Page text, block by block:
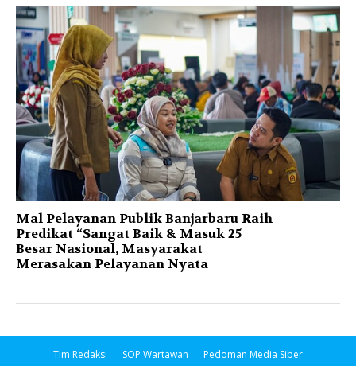
Mal Pelayanan Publik Banjarbaru Raih
Predikat “Sangat Baik & Masuk 25
Besar Nasional, Masyarakat
Merasakan Pelayanan Nyata
Tim Redaksi SOP Wartawan Pedoman Media Siber